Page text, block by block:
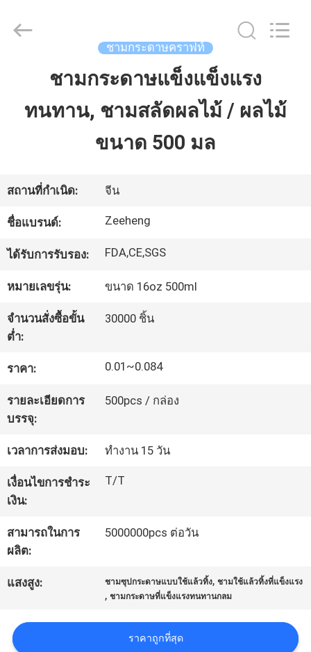
เกี่ยว
กับ
เรา
โรงงาน
คุณภาพ
ติดต่อ
เรา
ข่าว
ใบ
Environmental
Protection
ชามกระดาษคราฟท์
ชามกระดาษแข็งแข็งแรง
ทนทาน, ชามสลัดผลไม้ / ผลไม้
ขนาด 500 มล
สถานที่กำเนิด: จีน
ชื่อแบรนด์: Zeeheng
ได้รับการรับรอง: FDA,CE,SGS
หมายเลขรุ่น: ขนาด 16oz 500ml
จำนวนสั่งซื้อขั้น
ต่ำ:
30000 ชิ้น
ราคา: 0.01~0.084
รายละเอียดการ
บรรจุ:
500pcs / กล่อง
เวลาการส่งมอบ: ทำงาน 15 วัน
เงื่อนไขการชำระ
เงิน:
T/T
สามารถในการ
ผลิต:
5000000pcs ต่อวัน
แสงสูง: ชามซุปกระดาษแบบใช้แล้วทิ้ง,ชามใช้แล้วทิ้งที่แข็งแรง
,ชามกระดาษที่แข็งแรงทนทานกลม
ราคาถูกที่สุด